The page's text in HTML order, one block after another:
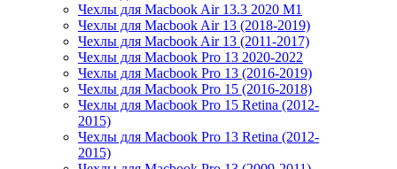
Чехлы для Macbook Air 13.3 2020 M1
Чехлы для Macbook Air 13 (2018-2019)
Чехлы для Macbook Air 13 (2011-2017)
Чехлы для Macbook Pro 13 2020-2022
Чехлы для Macbook Pro 13 (2016-2019)
Чехлы для Macbook Pro 15 (2016-2018)
Чехлы для Macbook Pro 15 Retina (2012-
2015)
Чехлы для Macbook Pro 13 Retina (2012-
2015)